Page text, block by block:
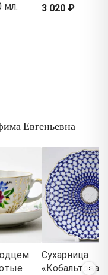
мл.
3 020 ₽
Евгеньевна
Сухарница
«Кобальтовая